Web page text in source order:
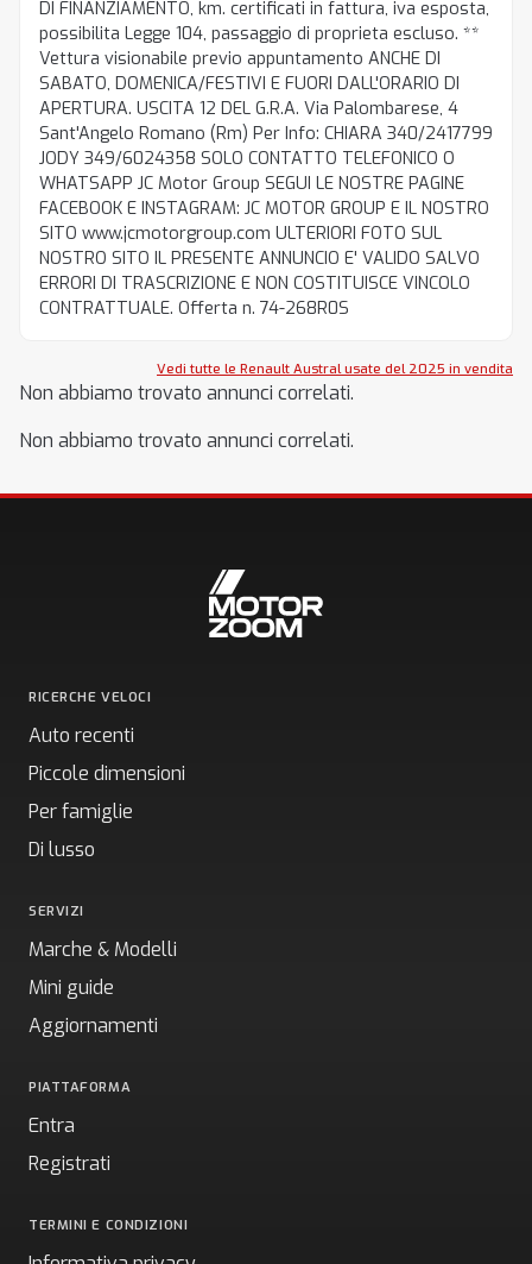
DI FINANZIAMENTO, km. certificati in fattura, iva esposta,
possibilita Legge 104, passaggio di proprieta escluso. **
Vettura visionabile previo appuntamento ANCHE DI
SABATO, DOMENICA/FESTIVI E FUORI DALL'ORARIO DI
APERTURA. USCITA 12 DEL G.R.A. Via Palombarese, 4
Sant'Angelo Romano (Rm) Per Info: CHIARA 340/2417799
JODY 349/6024358 SOLO CONTATTO TELEFONICO O
WHATSAPP JC Motor Group SEGUI LE NOSTRE PAGINE
FACEBOOK E INSTAGRAM: JC MOTOR GROUP E IL NOSTRO
SITO www.jcmotorgroup.com ULTERIORI FOTO SUL
NOSTRO SITO IL PRESENTE ANNUNCIO E' VALIDO SALVO
ERRORI DI TRASCRIZIONE E NON COSTITUISCE VINCOLO
CONTRATTUALE. Offerta n. 74-268R0S
Vedi tutte le Renault Austral usate del 2025 in vendita
Non abbiamo trovato annunci correlati.
Non abbiamo trovato annunci correlati.
RICERCHE VELOCI
Auto recenti
Piccole dimensioni
Per famiglie
Di lusso
SERVIZI
Marche & Modelli
Mini guide
Aggiornamenti
PIATTAFORMA
Entra
Registrati
TERMINI E CONDIZIONI